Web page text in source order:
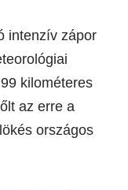
intenzív zápor
kilométeres
az erre a
országos